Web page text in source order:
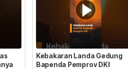
Kebakaran Landa Gedung
Bapenda Pemprov DKI